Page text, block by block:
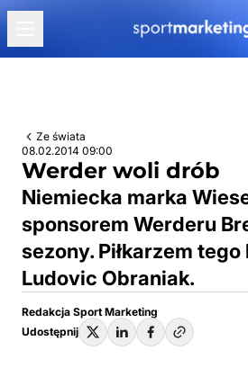
Przejdź do treści
Ze świata
08.02.2014 09:00
Werder woli drób
Niemiecka marka
sponsorem Werderu
sezony. Piłkarzem
Ludovic Obraniak.
Redakcja Sport Marketing
Udostępnij